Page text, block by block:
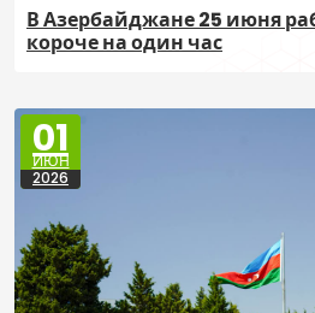
В Азербайджане 25 июня
короче на один час
01
ИЮН
2026